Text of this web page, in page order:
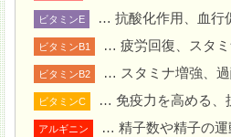
ビタミンE … 抗酸化作用、血行
ビタミンB1 … 疲労回復、スタ
ビタミンB2 … スタミナ増強、
ビタミンC … 免疫力を高める、
アルギニン
… 精子数や精子の運